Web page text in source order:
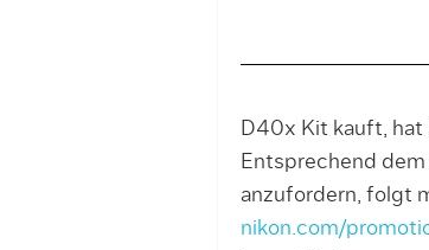
D40x Kit kauft,
Entsprechend
anzufordern, folgt
nikon.com/